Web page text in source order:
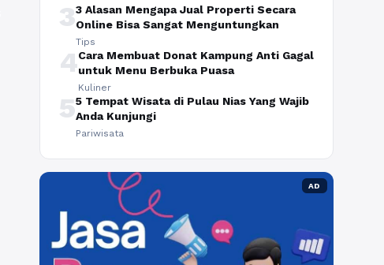
33 Alasan Mengapa Jual Properti Secara
Online Bisa Sangat Menguntungkan
Tips
4Cara Membuat Donat Kampung Anti Gagal
untuk Menu Berbuka Puasa
Kuliner
55 Tempat Wisata di Pulau Nias Yang Wajib
Anda Kunjungi
Pariwisata
AD